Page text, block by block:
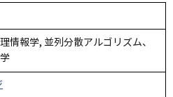
情報学, 並列分散アルゴリズム、